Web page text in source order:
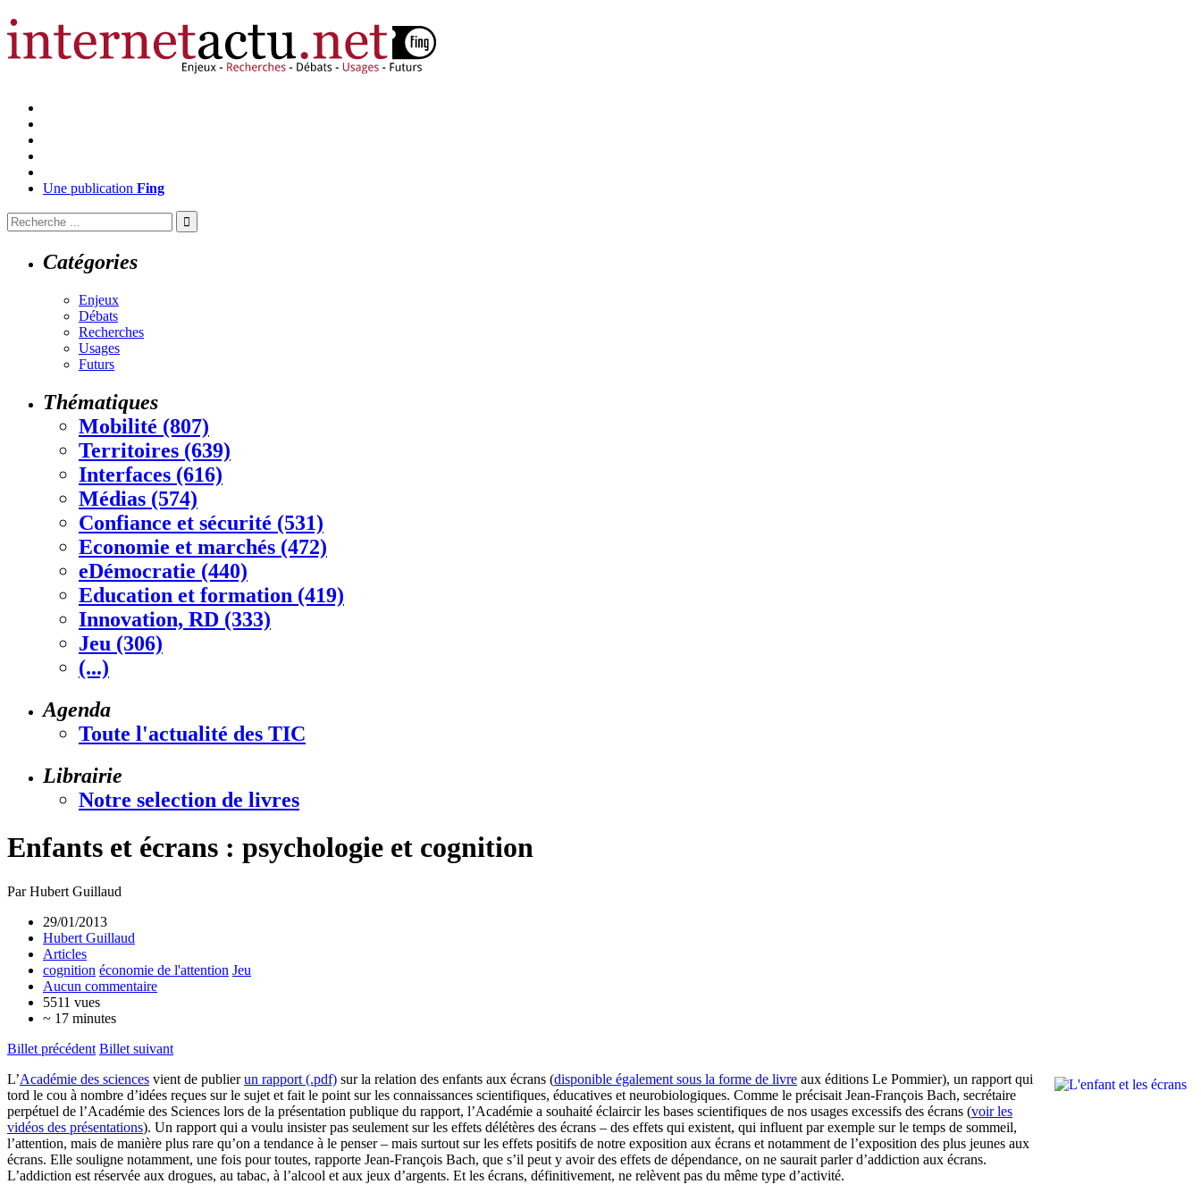
Une publication Fing
Catégories
Enjeux
Débats
Recherches
Usages
Futurs
Thématiques
Mobilité (807)
Territoires (639)
Interfaces (616)
Médias (574)
Confiance et sécurité (531)
Economie et marchés (472)
eDémocratie (440)
Education et formation (419)
Innovation, RD (333)
Jeu (306)
(...)
Agenda
Toute l'actualité des TIC
Librairie
Notre selection de livres
Enfants et écrans : psychologie et cognition
Par Hubert Guillaud
29/01/2013
Hubert Guillaud
Articles
cognition économie de l'attention Jeu
Aucun commentaire
5511 vues
~ 17 minutes
Billet précédent Billet suivant
L’Académie des sciences vient de publierun rapport (.pdf) sur la relation des enfants aux écrans (disponible également sous la forme de livre aux éditions Le Pommier), un rapport qui
tord le cou à nombre d’idées reçues sur le sujet et fait le point sur les connaissances scientifiques, éducatives et neurobiologiques. Comme le précisait Jean-François Bach, secrétaire
perpétuel de l’Académie des Sciences lors de la présentation publique du rapport, l’Académie a souhaité éclaircir les bases scientifiques de nos usages excessifs des écrans (voir les
vidéos des présentations). Un rapport qui a voulu insister pas seulement sur les effets délétères des écrans – des effets qui existent, qui influent par exemple sur le temps de sommeil,
l’attention, mais de manière plus rare qu’on a tendance à le penser – mais surtout sur les effets positifs de notre exposition aux écrans et notamment de l’exposition des plus jeunes aux
écrans. Elle souligne notamment, une fois pour toutes, rapporte Jean-François Bach, que s’il peut y avoir des effets de dépendance, on ne saurait parler d’addiction aux écrans.
L’addiction est réservée aux drogues, au tabac, à l’alcool et aux jeux d’argents. Et les écrans, définitivement, ne relèvent pas du même type d’activité.